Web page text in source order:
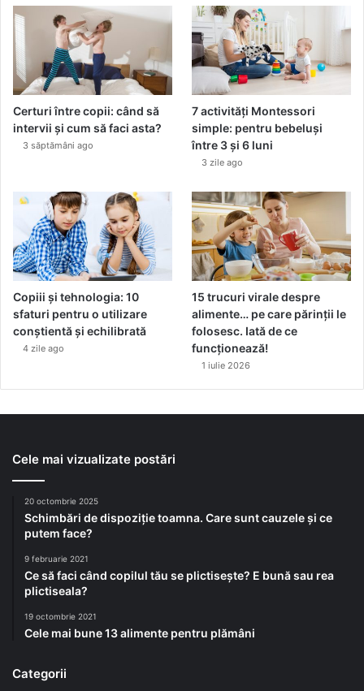
Certuri între copii: când să
intervii și cum să faci asta?
3 săptămâni ago
7 activități Montessori
simple: pentru bebeluși
între 3 și 6 luni
3 zile ago
Copiii și tehnologia: 10
sfaturi pentru o utilizare
conștientă și echilibrată
4 zile ago
15 trucuri virale despre
alimente… pe care părinții le
folosesc. Iată de ce
funcționează!
1 iulie 2026
Cele mai vizualizate postări
20 octombrie 2025
Schimbări de dispoziție toamna. Care sunt cauzele și ce
putem face?
9 februarie 2021
Ce să faci când copilul tău se plictisește? E bună sau rea
plictiseala?
19 octombrie 2021
Cele mai bune 13 alimente pentru plămâni
Categorii